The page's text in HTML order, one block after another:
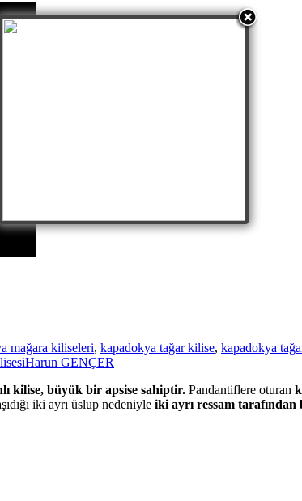
mağara kiliseleri, kapadokya tağar kilise, kapadokya
Harun GENÇER
kilise, büyük bir apsise sahiptir. Pandantiflere oturan
iki ayrı üslup nedeniyle iki ayrı ressam tarafından